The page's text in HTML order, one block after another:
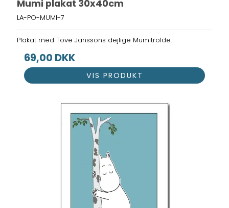
Mumi plakat 30x40cm
LA-PO-MUMI-7
Plakat med Tove Janssons dejlige Mumitrolde.
69,00 DKK
VIS PRODUKT